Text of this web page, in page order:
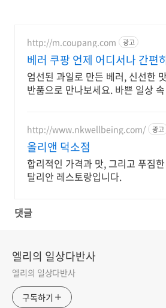
http://m.coupang.com 광고
베러 쿠팡 언제 어디서나 간편
엄선된 과일로 만든 베러, 신선한
반품으로 만나보세요. 바쁜 일상
http://www.nkwellbeing.com/ 광고
올리앤 덕소점
합리적인 가격과 맛, 그리고 푸짐
탈리안 레스토랑입니다.
댓글
엘리의 일상다반사
엘리의 일상다반사
구독하기